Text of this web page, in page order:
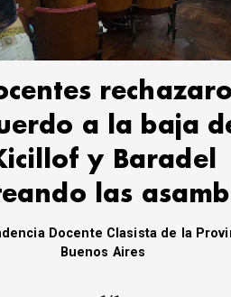
a la baja
y Baradel
las
Docente Clasista de la
Buenos Aires